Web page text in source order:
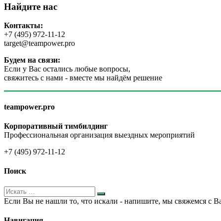
Найдите нас
Контакты:
+7 (495) 972-11-12
target@teampower.pro
Будем на связи:
Если у Вас остались любые вопросы,
свяжитесь с нами - вместе мы найдём решение
teampower.pro
Корпоративный тимбилдинг
Профессиональная организация выездных мероприятий
+7 (495) 972-11-12
Поиск
Если Вы не нашли то, что искали - напишите, мы свяжемся с